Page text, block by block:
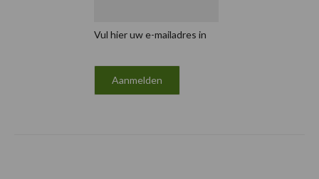
Vul hier uw e-mailadres in